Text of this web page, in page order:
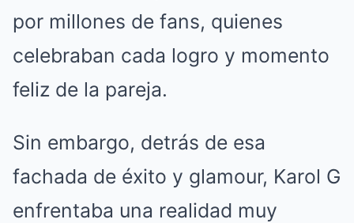
por millones de fans, quienes
celebraban cada logro y momento
feliz de la pareja.
Sin embargo, detrás de esa
fachada de éxito y glamour, Karol G
enfrentaba una realidad muy